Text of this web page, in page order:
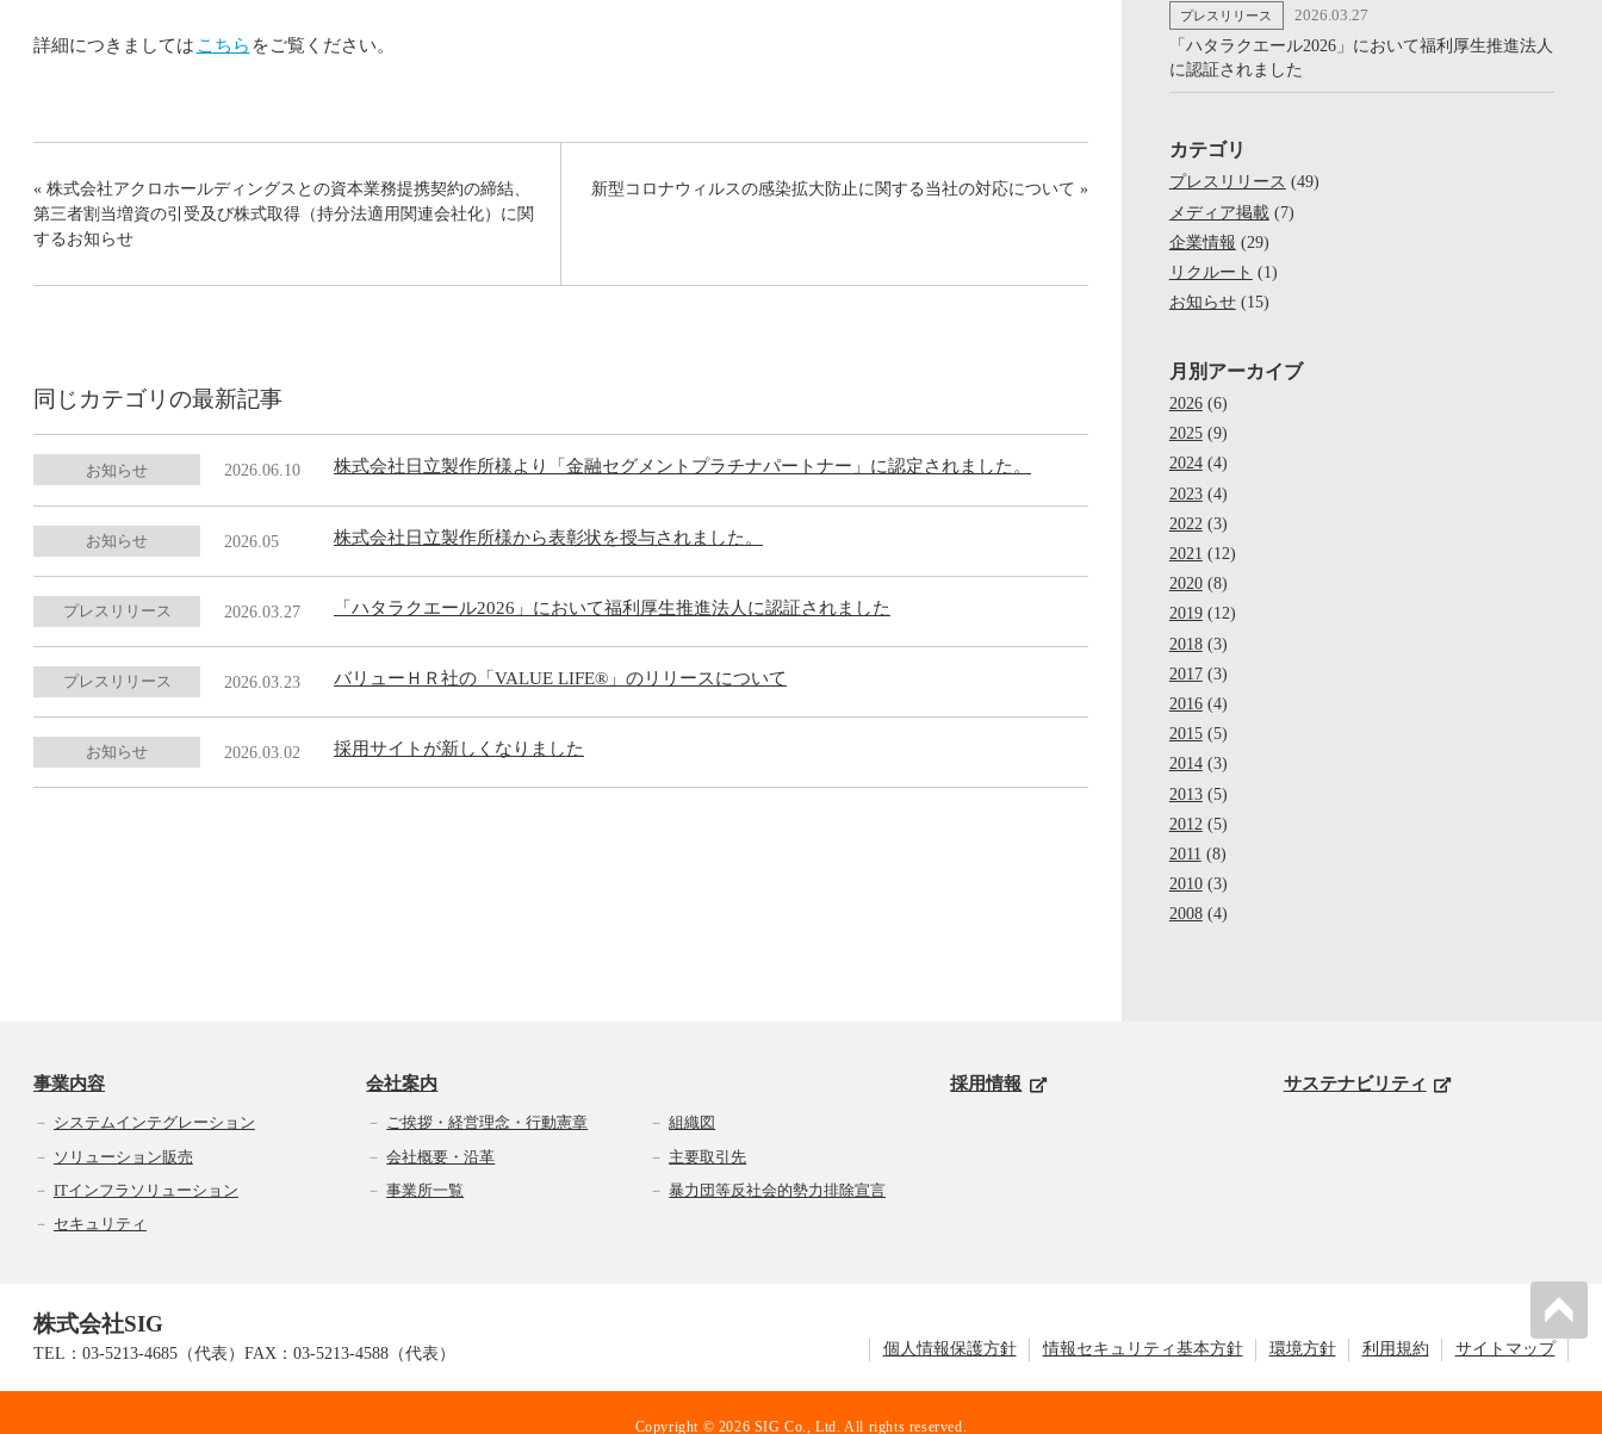
詳細につきましては こちら をご覧ください。
新型コロナウィルスの感染拡大防止に関する当社の対応について »
« 株式会社アクロホールディングスとの資本業務提携契約の締結、
第三者割当増資の引受及び株式取得（持分法適用関連会社化）に関
するお知らせ
同じカテゴリの最新記事
お知らせ 2026.06.10 株式会社日立製作所様より「金融セグメントプラチナパートナー」に認定されました。
お知らせ 2026.05 株式会社日立製作所様から表彰状を授与されました。
プレスリリース 2026.03.27 「ハタラクエール2026」において福利厚生推進法人に認証されました
プレスリリース 2026.03.23 バリューＨＲ社の「VALUE LIFE®」のリリースについて
お知らせ 2026.03.02 採用サイトが新しくなりました
プレスリリース
2026.03.27
「ハタラクエール2026」において福利厚生推進法人
に認証されました
カテゴリ
プレスリリース (49)
メディア掲載 (7)
企業情報 (29)
リクルート (1)
お知らせ(15)
月別アーカイブ
2026(6)
2025(9)
2024(4)
2023(4)
2022 (3)
2021 (12)
2020(8)
2019(12)
2018(3)
2017(3)
2016(4)
2015(5)
2014(3)
2013(5)
2012 (5)
2011 (8)
2010(3)
2008(4)
事業内容
システムインテグレーション
ソリューション販売
ITインフラソリューション
セキュリティ
会社案内
ご挨拶・経営理念・行動憲章
会社概要・沿革
事業所一覧
組織図
主要取引先
暴力団等反社会的勢力排除宣言
採用情報 サステナビリティ
株式会社SIG
TEL：03-5213-4685（代表）FAX：03-5213-4588（代表） 個人情報保護方針 情報セキュリティ基本方針 環境方針 利用規約 サイトマップ
Copyright © 2026 SIG Co., Ltd. All rights reserved.